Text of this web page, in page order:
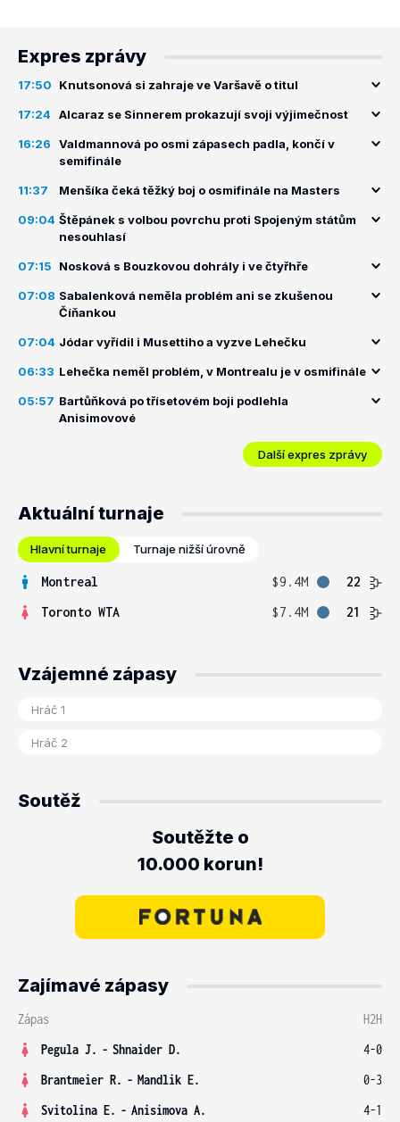
Expres zprávy
17:50 Knutsonová si zahraje ve Varšavě o titul
17:24 Alcaraz se Sinnerem prokazují svoji výjimečnost
16:26
Valdmannová po osmi zápasech padla, končí v
semifinále
11:37 Menšíka čeká těžký boj o osmifinále na Masters
09:04 Štěpánek s volbou povrchu proti Spojeným státům
nesouhlasí
07:15 Nosková s Bouzkovou dohrály i ve čtyřhře
07:08 Sabalenková neměla problém ani se zkušenou
Číňankou
07:04 Jódar vyřídil i Musettiho a vyzve Lehečku
06:33 Lehečka neměl problém, v Montrealu je v osmifinále
05:57 Bartůňková po třísetovém boji podlehla
Anisimovové
Další expres zprávy
Aktuální turnaje
Hlavní turnaje Turnaje nižší úrovně
Montreal $9.4M
22
Toronto WTA
$7.4M 21
Vzájemné zápasy
Soutěž
Soutěžte o
10.000 korun!
Zajímavé zápasy
Zápas
H2H
Pegula J. - Shnaider D.
4-0
Brantmeier R. - Mandlik E.
0-3
Svitolina E. - Anisimova A.
4-1